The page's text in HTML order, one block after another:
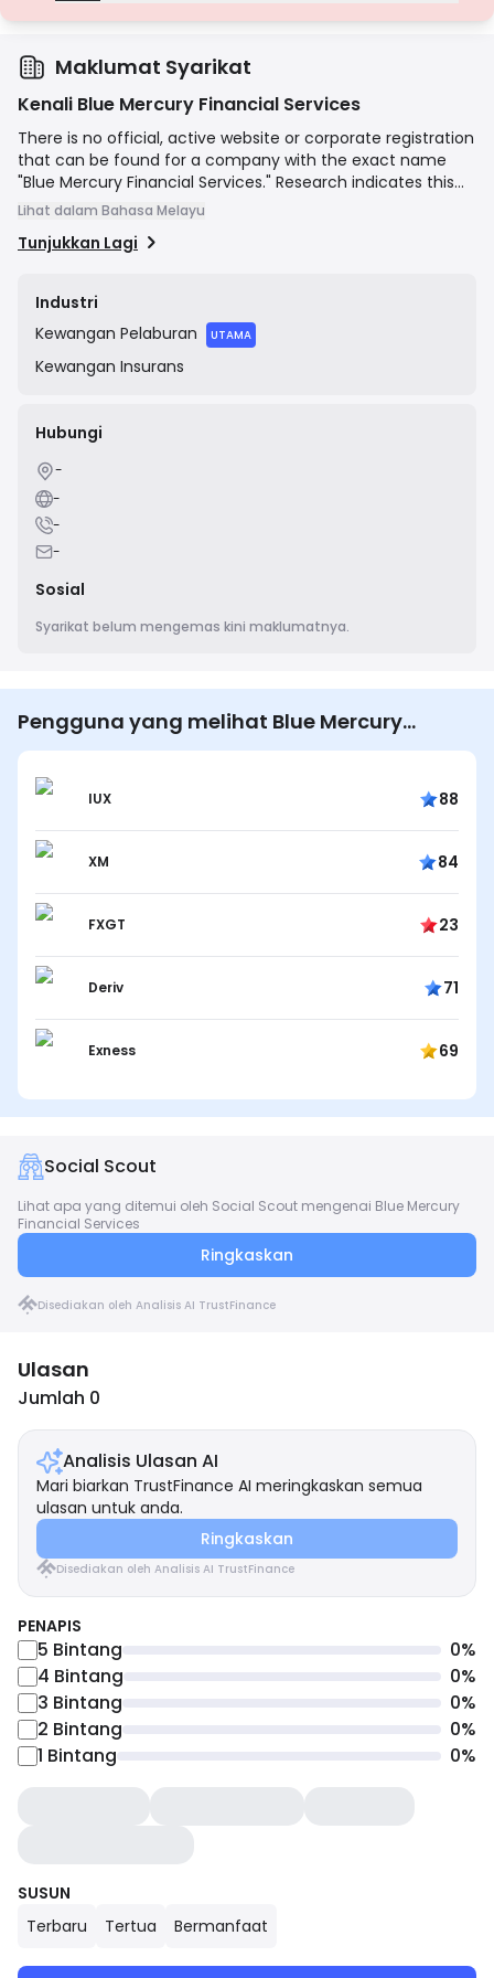
Daripada bidang kuasa dengan pengawasan minimum, lesen ini
dana dan insurans. Walaupun menarik untuk fleksibiliti operasi, ia
menimbulkan risiko yang lebih tinggi kepada pedagang.
Maklumat Syarikat
Kenali Blue Mercury Financial Services
There is no official, active website or corporate registration
that can be found for a company with the exact name
"Blue Mercury Financial Services." Research indicates this
name may be associated with an unlicensed and
(FMA) and Canada (OSC) have issued public warnings
Financials," for soliciting investments from residents
without being registered or licensed to do so. The websites
previously associated with this entity are now defunct, and
it is widely considered to be a scam.
Lihat dalam Bahasa Melayu
Tunjukkan Lagi
Industri
Kewangan Pelaburan UTAMA
Kewangan Insurans
Hubungi
-
-
-
-
Sosial
Syarikat belum mengemas kini maklumatnya.
Pengguna yang melihat Blue Mercury
Financial Services juga melihat…
IUX 88
XM 84
FXGT 23
Deriv 71
Exness 69
Social Scout
Lihat apa yang ditemui oleh Social Scout mengenai Blue Mercury
Financial Services
Ringkaskan
Disediakan oleh Analisis AI TrustFinance
Ulasan
Jumlah 0
Analisis Ulasan AI
Mari biarkan TrustFinance AI meringkaskan semua
ulasan untuk anda.
Ringkaskan
Disediakan oleh Analisis AI TrustFinance
PENAPIS
5 Bintang 0%
4 Bintang 0%
3 Bintang 0%
2 Bintang 0%
1 Bintang 0%
SUSUN
Terbaru
Tertua Bermanfaat